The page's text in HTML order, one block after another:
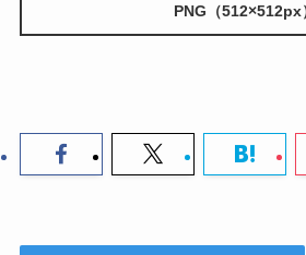
PNG（512×512px